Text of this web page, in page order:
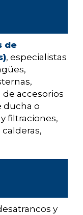
de
, especialistas
accesorios
ducha o
filtraciones,
y